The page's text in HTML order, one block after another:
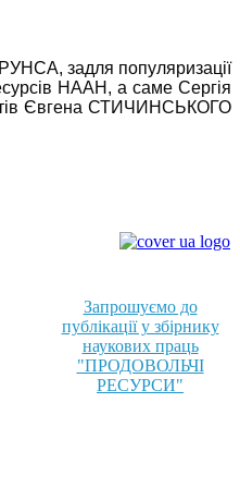
задля популяризації
НААН, а саме Сергія
Євгена СТИЧИНСЬКОГО
Запрошуємо до
публікації у збірнику
наукових праць
"ПРОДОВОЛЬЧІ
РЕСУРСИ"